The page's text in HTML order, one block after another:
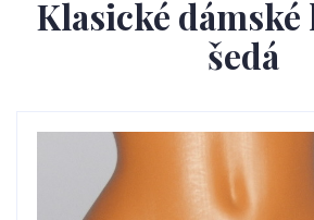
Klasické
šedá